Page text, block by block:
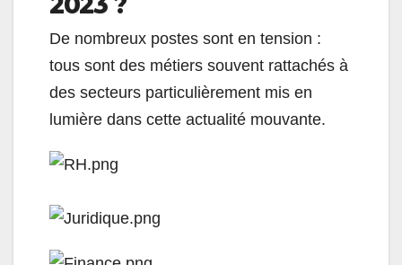
De nombreux postes sont en tension :
tous sont des métiers souvent rattachés à
des secteurs particulièrement mis en
lumière dans cette actualité mouvante.